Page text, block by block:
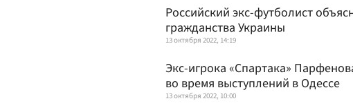
Российский экс-футболист
гражданства Украины
13 октября 2022, 14:19
Экс-игрока «Спартака»
во время выступлений в Одессе
13 октября 2022, 10:00